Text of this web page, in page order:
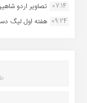
07:14 تصاویر اردو
09:24 هفته اول لیگ